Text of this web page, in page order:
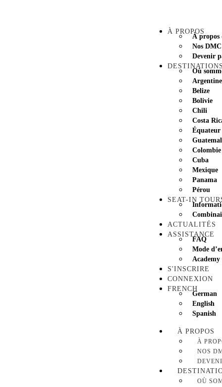
À PROPOS
À propos
Nos DMC
Devenir
Où
Argentine
Belize
Bolivie
Chili
Costa
Équateur
Colombie
Cuba
Mexique
Panama
Pérou
SEAT-IN
ACTUALITÉS
ASSISTANCE
FAQ
Mode
Academy
S'INSCRIRE
CONNEXION
FRENCH
German
English
Spanish
À PROPOS
À
NOS
OÙ